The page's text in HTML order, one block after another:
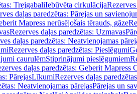
TrejgabaliIebūvēta cirkulācija
daļas paredzētas: Pārejas un
Mapress nerūsējošais tērauds, gāze
Rezerves daļas paredzētas: Uzmavas
daļas paredzētas: Neatvienojamas
Rezerves daļas paredzētas: Pieslēgumi
caurulēmStiprinājumi pieslēgumiem
daļas paredzētas: Geberit Mapress
PārejasLīkumiRezerves daļas
Neatvienojamas pārejasPārejas un